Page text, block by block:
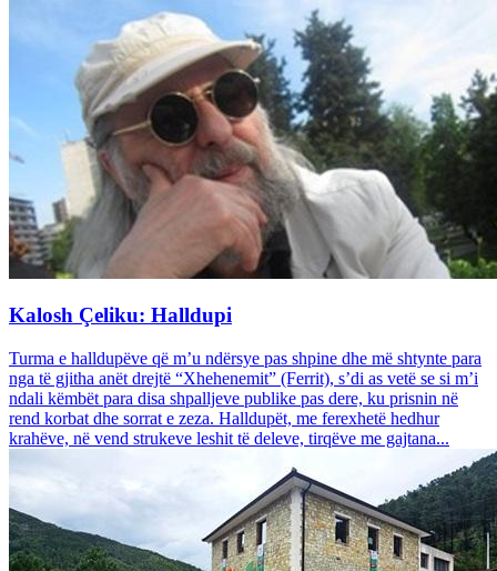
Kalosh Çeliku: Halldupi
Turma e halldupëve që m’u ndërsye pas shpine dhe më shtynte para
nga të gjitha anët drejtë “Xhehenemit” (Ferrit), s’di as vetë se si m’i
ndali këmbët para disa shpalljeve publike pas dere, ku prisnin në
rend korbat dhe sorrat e zeza. Halldupët, me ferexhetë hedhur
krahëve, në vend strukeve leshit të deleve, tirqëve me gajtana...